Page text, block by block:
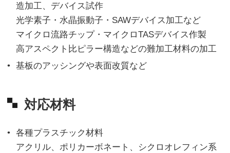
造加工、デバイス試作
光学素子・水晶振動子・SAWデバイス加工など
マイクロ流路チップ・マイクロTASデバイス作製
高アスペクト比ピラー構造などの難加工材料の加工
基板のアッシングや表面改質など
対応材料
各種プラスチック材料
アクリル、ポリカーボネート、シクロオレフィン系